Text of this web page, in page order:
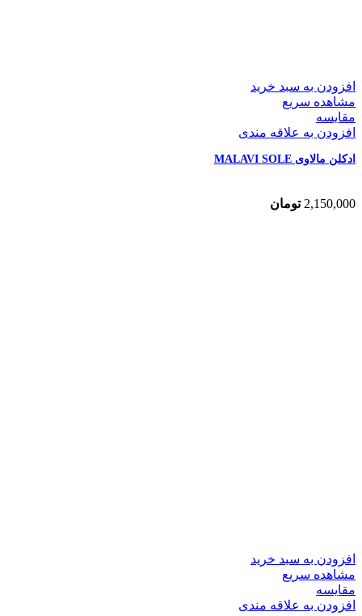
افزودن به سبد خرید
مشاهده سریع
مقایسه
افزودن به علاقه مندی
ادکلن مالاوی MALAVI SOLE
2,150,000 تومان
افزودن به سبد خرید
مشاهده سریع
مقایسه
افزودن به علاقه مندی